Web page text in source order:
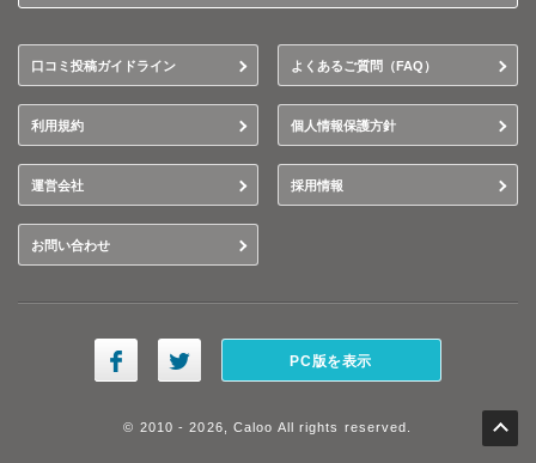
口コミ投稿ガイドライン よくあるご質問（FAQ）
利用規約 個人情報保護方針
運営会社 採用情報
お問い合わせ
PC版を表示
© 2010 - 2026, Caloo All rights reserved.